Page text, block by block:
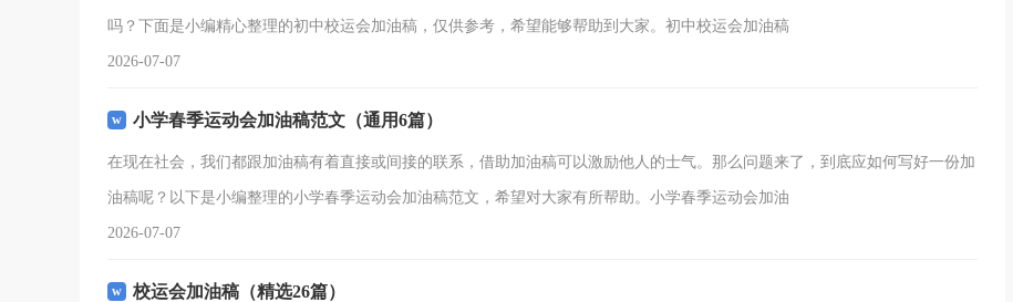
吗？下面是小编精心整理的初中校运会加油稿，仅供参考，希望能够帮助到大家。初中校运会加油稿
2026-07-07
小学春季运动会加油稿范文（通用6篇）
在现在社会，我们都跟加油稿有着直接或间接的联系，借助加油稿可以激励他人的士气。那么问题来了，到底应如何写好一份加
油稿呢？以下是小编整理的小学春季运动会加油稿范文，希望对大家有所帮助。小学春季运动会加油
2026-07-07
校运会加油稿（精选26篇）